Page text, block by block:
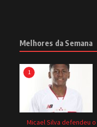
Melhores da Semana
1
Micael Silva defendeu o